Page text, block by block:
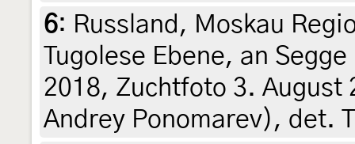
6: Russland, Moskau
Tugolese Ebene, an Segge
2018, Zuchtfoto 3. August
Andrey Ponomarev), det.